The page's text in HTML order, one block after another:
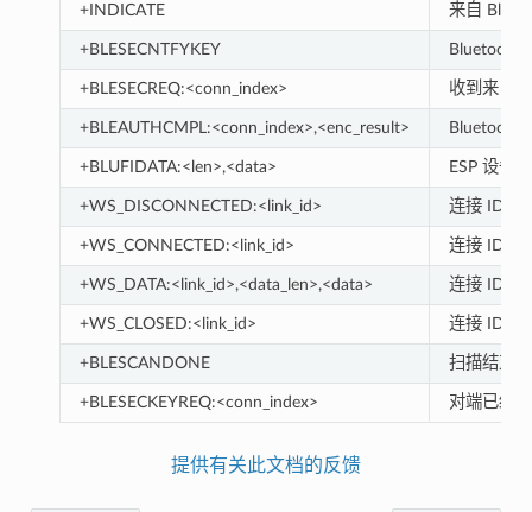
+INDICATE 来自
+BLESECNTFYKEY Bluetooth
+BLESECREQ:<conn_index> 收到来自
+BLEAUTHCMPL:<conn_index>,<enc_result> Bluetooth
+BLUFIDATA:<len>,<data> ESP 设备
+WS_DISCONNECTED:<link_id> 连接 ID 为
+WS_CONNECTED:<link_id> 连接 ID 为
+WS_DATA:<link_id>,<data_len>,<data> 连接 ID 为
+WS_CLOSED:<link_id> 连接 ID 为
+BLESCANDONE 扫描结束
+BLESECKEYREQ:<conn_index> 对端已经
提供有关此文档的反馈